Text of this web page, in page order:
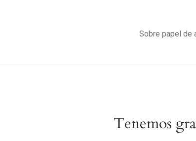
Sobre papel de
Tenemos